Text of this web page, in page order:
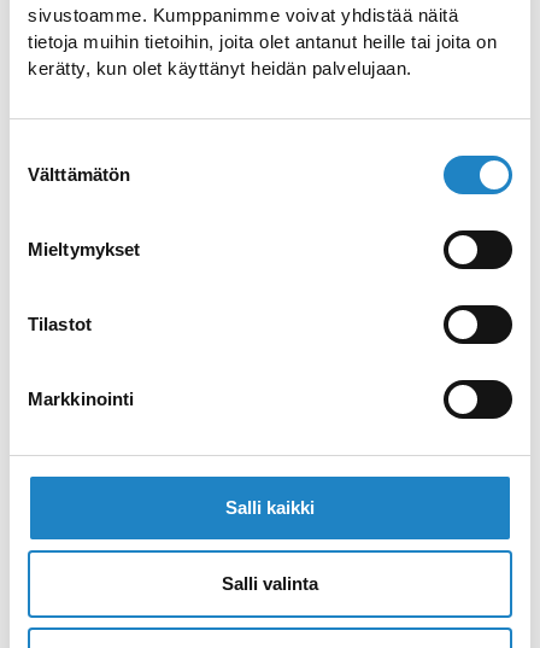
sivustoamme. Kumppanimme voivat yhdistää näitä
tietoja muihin tietoihin, joita olet antanut heille tai joita on
kerätty, kun olet käyttänyt heidän palvelujaan.
valinta
Välttämätön
Mieltymykset
Tilastot
Markkinointi
Salli kaikki
Salli valinta
Imatra first snow ski track
Ski on real snow from 15 October onwards!
Lappeenranta skiing tracks
Find out all the skiing tracks in
Find out all the skiing tracks in Imatra
Savitaipale cross-country ski
Versatile ski trails for enthusiasts of all